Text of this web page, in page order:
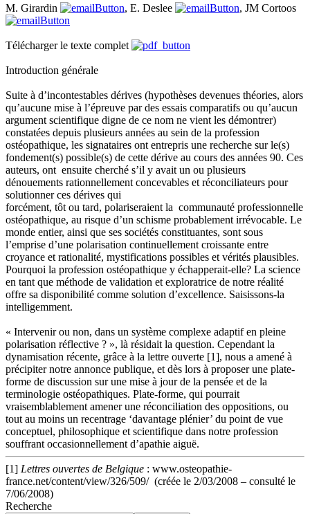
M. Girardin , E. Deslee , JM Cortoos
Télécharger le texte complet
Introduction générale
Suite à d’incontestables dérives (hypothèses devenues théories, alors
qu’aucune mise à l’épreuve par des essais comparatifs ou qu’aucun
argument scientifique digne de ce nom ne vient les démontrer)
constatées depuis plusieurs années au sein de la profession
ostéopathique, les signataires ont entrepris une recherche sur le(s)
fondement(s) possible(s) de cette dérive au cours des années 90. Ces
auteurs, ont ensuite cherché s’il y avait un ou plusieurs
dénouements rationnellement concevables et réconciliateurs pour
solutionner ces dérives qui
forcément, tôt ou tard, polariseraient la communauté professionnelle
ostéopathique, au risque d’un schisme probablement irrévocable. Le
monde entier, ainsi que ses sociétés constituantes, sont sous
l’emprise d’une polarisation continuellement croissante entre
croyance et rationalité, mystifications possibles et vérités plausibles.
Pourquoi la profession ostéopathique y échapperait-elle? La science
en tant que méthode de validation et exploratrice de notre réalité
offre sa disponibilité comme solution d’excellence. Saisissons-la
intelligemment.
« Intervenir ou non, dans un système complexe adaptif en pleine
polarisation réflective ? », là résidait la question. Cependant la
dynamisation récente, grâce à la lettre ouverte [1], nous a amené à
précipiter notre annonce publique, et dès lors à proposer une plate-
forme de discussion sur une mise à jour de la pensée et de la
terminologie ostéopathiques. Plate-forme, qui pourrait
vraisemblablement amener une réconciliation des oppositions, ou
tout au moins un recentrage ‘davantage plénier’ du point de vue
conceptuel, philosophique et scientifique dans notre profession
souffrant occasionnellement d’apathie aiguë.
[1] Lettres ouvertes de Belgique : www.osteopathie-
france.net/content/view/326/509/ (créée le 2/03/2008 – consulté le
7/06/2008)
Recherche